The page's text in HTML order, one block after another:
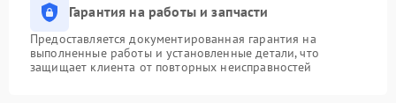
Гарантия на работы и запчасти
Предоставляется документированная гарантия на
выполненные работы и установленные детали, что
защищает клиента от повторных неисправностей